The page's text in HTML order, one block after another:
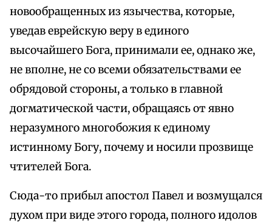
новообращенных из язычества, которые,
уведав еврейскую веру в единого
высочайшего Бога, принимали ее, однако же,
не вполне, не со всеми обязательствами ее
обрядовой стороны, а только в главной
догматической части, обращаясь от явно
неразумного многобожия к единому
истинному Богу, почему и носили прозвище
чтителей Бога.
Сюда-то прибыл апостол Павел и возмущался
духом при виде этого города, полного идолов